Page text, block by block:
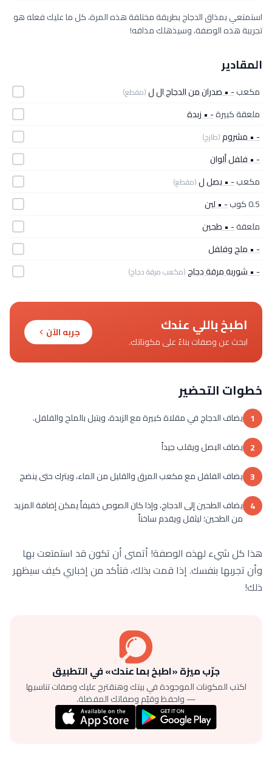
استمتعي بمذاق الدجاج بطريقة مختلفة هذه المرة، كل ما عليك فعله هو
تجريبة هذه الوصفة، وسيذهلك مذاقه!
المقادير
مكعب- • صدران من الدجاج ال ل(مقطع)
ملعقة كبيرة- • زبدة
- • مشروم(طازج)
- • فلفل ألوان
مكعب- • بصل ل(مقطع)
0.5 كوب
- • لبن
ملعقة- • طحين
- • ملح وفلفل
- • شوربة مرقة دجاج(مكعب مرقة دجاج)
اطبخ باللي عندك
ابحث عن وصفات بناءً على مكوناتك.
جربه الآن
خطوات التحضير
1 يضاف الدجاج في مقلاة كبيرة مع الزبدة، ويتبل بالملح والفلفل.
2 يضاف البصل ويقلب جيداً
3 يضاف الفلفل مع مكعب المرق والقليل من الماء، ويترك حتى ينضج
4 يضاف الطحين إلى الدجاج، وإذا كان الصوص خفيفاً يمكن إضافة المزيد
من الطحين؛ ليثقل ويقدم ساخناً
هذا كل شيء لهذه الوصفة! أتمنى أن تكون قد استمتعت بها
وأن تجربها بنفسك. إذا قمت بذلك، فتأكد من إخباري كيف سيظهر
ذلك!
جرّب ميزة «اطبخ بما عندك» في التطبيق
اكتب المكونات الموجودة في بيتك وهنقترح عليك وصفات تناسبها
— واحفظ وقيّم وصفاتك المفضلة.